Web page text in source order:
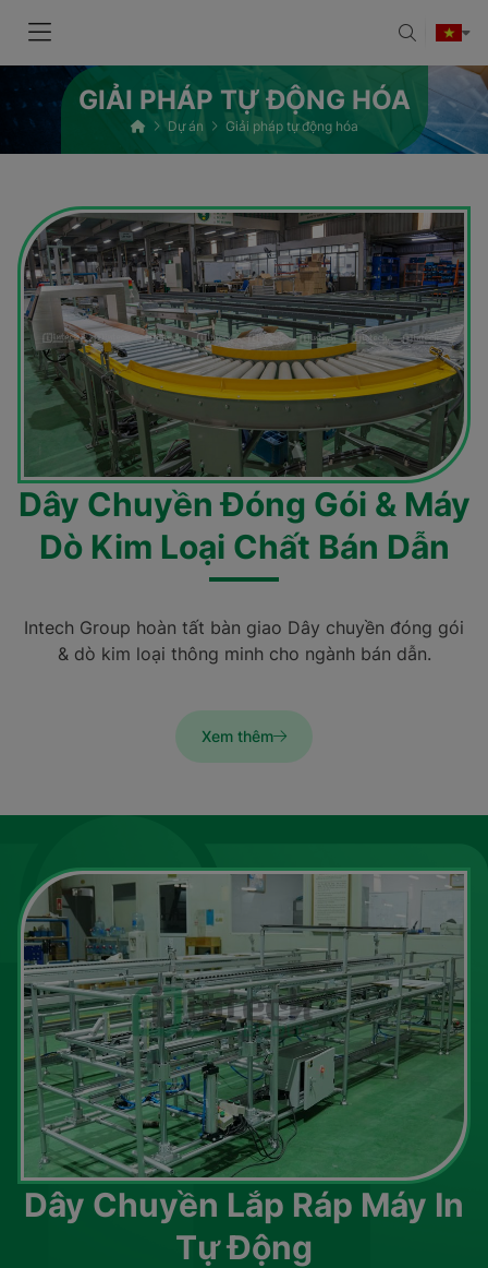
GIẢI PHÁP TỰ ĐỘNG HÓA
Dự án Giải pháp tự động hóa
Dây Chuyền Đóng Gói & Máy
Dò Kim Loại Chất Bán Dẫn
Intech Group hoàn tất bàn giao Dây chuyền đóng gói
& dò kim loại thông minh cho ngành bán dẫn.
Xem thêm
Dây Chuyền Lắp Ráp Máy In
Tự Động